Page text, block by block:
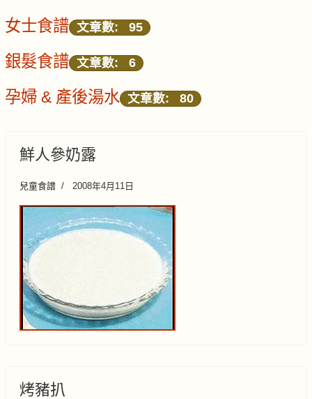
女士食譜 文章數: 95
銀髮食譜 文章數: 6
孕婦 & 產後湯水 文章數: 80
鮮人參奶露
兒童食譜 2008年4月11日
烤豬扒